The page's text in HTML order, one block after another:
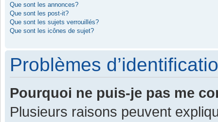
Que sont les annonces?
Que sont les post-it?
Que sont les sujets verrouillés?
Que sont les icônes de sujet?
Problèmes
Pourquoi ne puis-je pas me
Plusieurs raisons peuvent